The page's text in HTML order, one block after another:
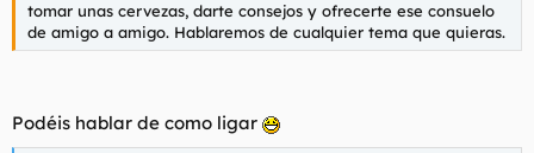
tomar unas cervezas, darte consejos y ofrecerte ese consuelo
de amigo a amigo. Hablaremos de cualquier tema que quieras.
Podéis hablar de como ligar